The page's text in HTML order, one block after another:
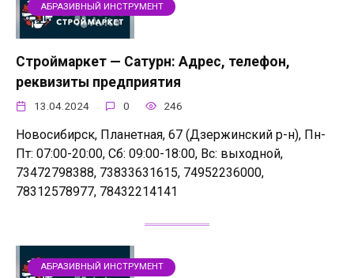
АБРАЗИВНЫЙ ИНСТРУМЕНТ
Строймаркет — Сатурн: Адрес, телефон,
реквизиты предприятия
13.04.2024 0 246
Новосибирск, Планетная, 67 (Дзержинский р-н), Пн-
Пт: 07:00-20:00, Сб: 09:00-18:00, Вс: выходной,
73472798388, 73833631615, 74952236000,
78312578977, 78432214141
АБРАЗИВНЫЙ ИНСТРУМЕНТ